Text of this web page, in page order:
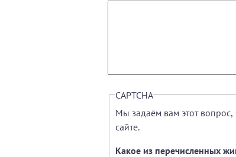
CAPTCHA
Мы задаём вам этот вопрос,
сайте.
Какое из перечисленных